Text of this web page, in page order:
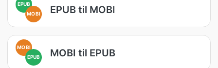
EPUB
MOBI
EPUB til MOBI
MOBI
EPUB
MOBI til EPUB